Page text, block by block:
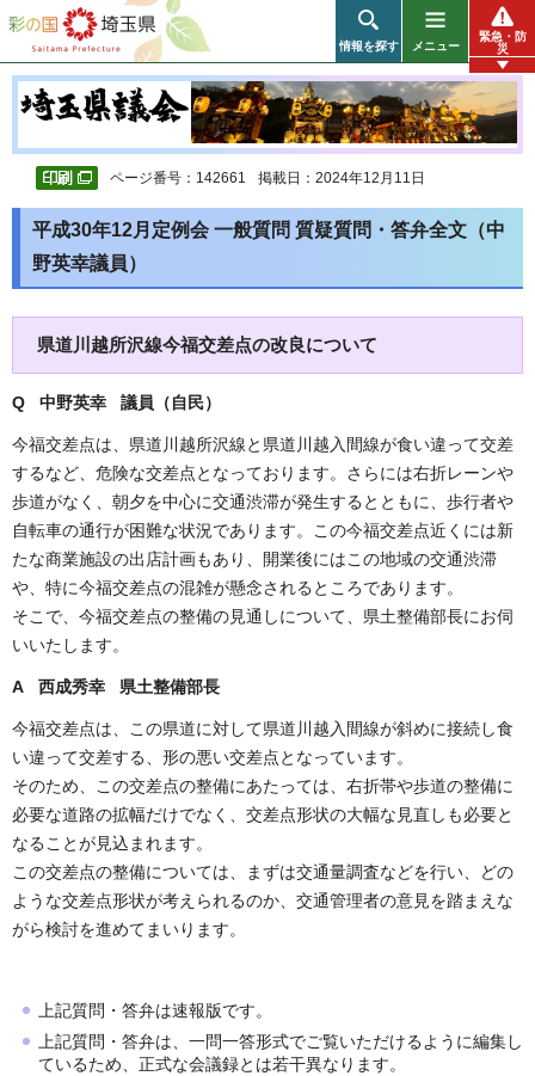
彩の国 埼玉県
情報を探す メニュー
緊急・防
災
ページ番号：142661 掲載日：2024年12月11日
平成30年12月定例会 一般質問 質疑質問・答弁全文（中
野英幸議員）
県道川越所沢線今福交差点の改良について
Q 中野英幸 議員（自民）
今福交差点は、県道川越所沢線と県道川越入間線が食い違って交差
するなど、危険な交差点となっております。さらには右折レーンや
歩道がなく、朝夕を中心に交通渋滞が発生するとともに、歩行者や
自転車の通行が困難な状況であります。この今福交差点近くには新
たな商業施設の出店計画もあり、開業後にはこの地域の交通渋滞
や、特に今福交差点の混雑が懸念されるところであります。
そこで、今福交差点の整備の見通しについて、県土整備部長にお伺
いいたします。
A 西成秀幸 県土整備部長
今福交差点は、この県道に対して県道川越入間線が斜めに接続し食
い違って交差する、形の悪い交差点となっています。
そのため、この交差点の整備にあたっては、右折帯や歩道の整備に
必要な道路の拡幅だけでなく、交差点形状の大幅な見直しも必要と
なることが見込まれます。
この交差点の整備については、まずは交通量調査などを行い、どの
ような交差点形状が考えられるのか、交通管理者の意見を踏まえな
がら検討を進めてまいります。
上記質問・答弁は速報版です。
上記質問・答弁は、一問一答形式でご覧いただけるように編集し
ているため、正式な会議録とは若干異なります。